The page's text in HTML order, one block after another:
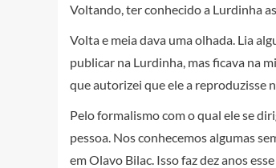
Voltando, ter conhecido a Lurdinha
Volta e meia dava uma olhada. Lia
publicar na Lurdinha, mas ficava na
que autorizei que ele a reproduzisse
Pelo formalismo com o qual ele se
pessoa. Nos conhecemos algumas
em Olavo Bilac. Isso faz dez anos